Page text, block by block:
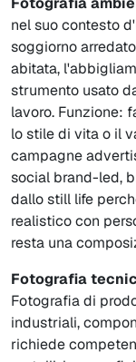
nel suo contesto
soggiorno
abitata,
strumento usato
lavoro. Funzione:
lo stile di vita o il
campagne
social brand-led,
dallo still life
realistico con
resta una
Fotografia
Fotografia di
industriali,
richiede